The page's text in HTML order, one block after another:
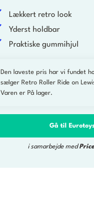
Lækkert retro look
Yderst holdbar
Praktiske gummihjul
Den laveste pris har vi fundet
sælger Retro Roller Ride on
Varen er På lager.
Gå til
i samarbejde med